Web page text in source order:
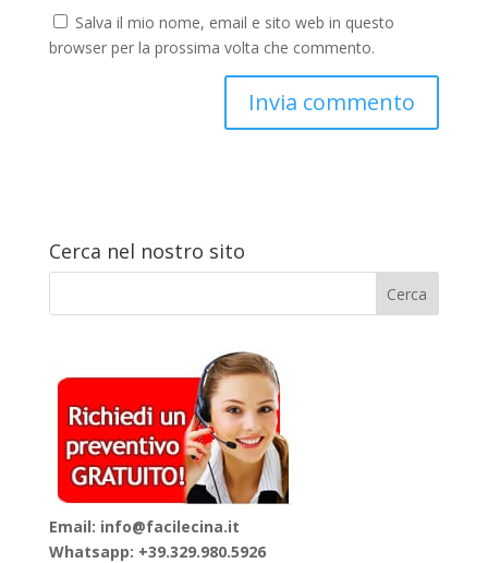
Salva il mio nome, email e sito web in questo
browser per la prossima volta che commento.
Cerca nel nostro sito
Email: info@facilecina.it
Whatsapp: +39.329.980.5926